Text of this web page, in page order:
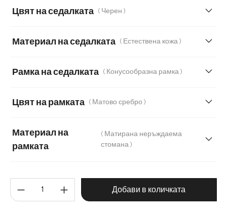
Цвят на седалката ( Черен )
Материал на седалката ( Естествена кожа )
Мека тъкана материя Меко букле
Мек текстилен плат с текстура
Микрофибър/Букле
Рамка на седалката ( Конусообразна рамка )
Цвят на рамката ( Матово сребро )
Материал на
рамката
( Матирана неръждаема
стомана )
Графитена неръждаема стомана Дърво
Количество на продукта:
Добави в количката